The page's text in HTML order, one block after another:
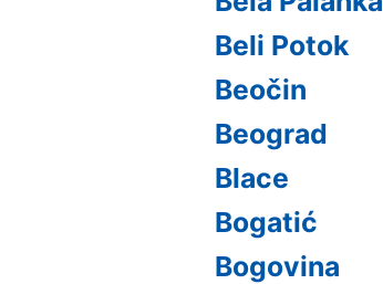
Beli Potok
Beočin
Beograd
Blace
Bogatić
Bogovina